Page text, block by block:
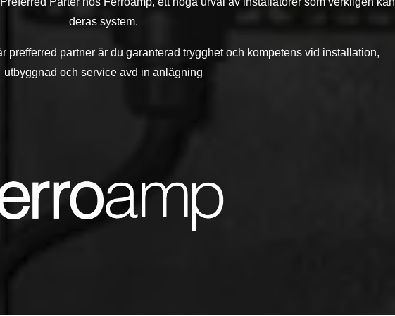
deras system.
prefferred partner är du garanterad trygghet och kompetens vid installation,
utbyggnad och service avd in anlägning